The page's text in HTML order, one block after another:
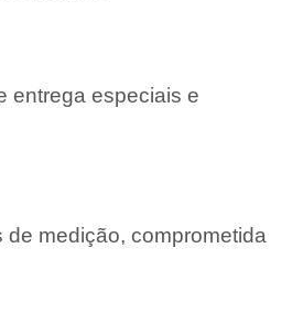
entrega especiais e
medição, comprometida